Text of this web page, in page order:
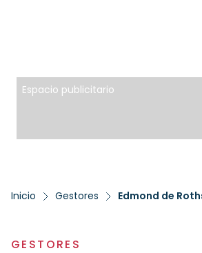
Espacio publicitario
Inicio Gestores
GESTORES